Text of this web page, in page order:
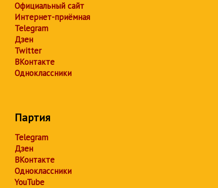
Официальный сайт
Интернет-приёмная
Telegram
Дзен
Twitter
ВКонтакте
Одноклассники
Партия
Telegram
Дзен
ВКонтакте
Одноклассники
YouTube